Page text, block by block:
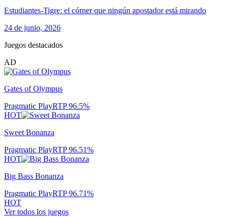
Estudiantes-Tigre: el córner que ningún apostador está mirando
24 de junio, 2026
Juegos destacados
AD
Gates of Olympus
Pragmatic PlayRTP96.5%
HOT
Sweet Bonanza
Pragmatic PlayRTP96.51%
HOT
Big Bass Bonanza
Pragmatic PlayRTP96.71%
HOT
Ver todos los juegos